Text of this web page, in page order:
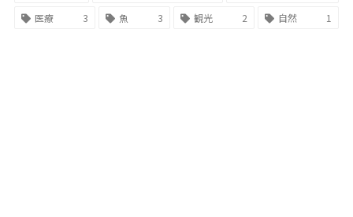
医療
3 魚 3 観光 2 自然 1